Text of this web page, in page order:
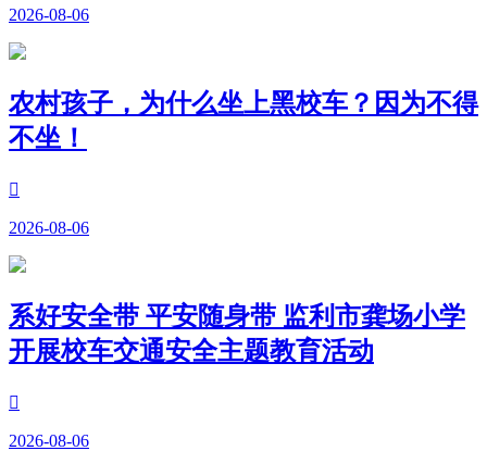
2026-08-06
农村孩子，为什么坐上黑校车？因为不得
不坐！

2026-08-06
系好安全带 平安随身带 监利市龚场小学
开展校车交通安全主题教育活动

2026-08-06